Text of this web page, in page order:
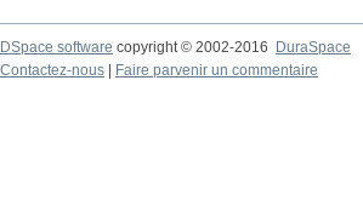
DSpace software copyright © 2002-2016
DuraSpace
Contactez-nous
Faire parvenir un commentaire